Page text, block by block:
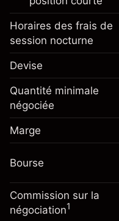
Marge. Votre
investissement
Ajustement des
overnight
Taille de la
~$5,000.00
$4,000.00
Marge. Votre
investissement
Ajustement
Frais sur la valeur
position
Taille de la
~$5,000.00
Horaires des frais de
session nocturne
Devise
Quantité minimale
négociée
Marge
Bourse
Commission sur la
négociation1